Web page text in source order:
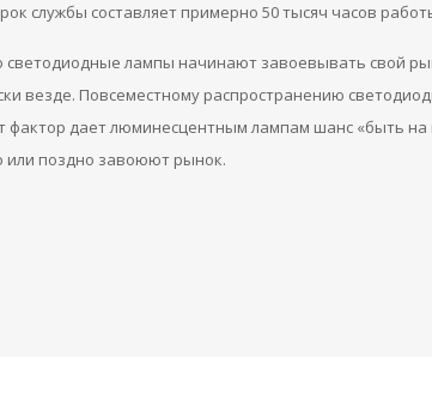
службы составляет примерно 50 тысяч часов
светодиодные лампы начинают завоевывать свой
везде. Повсеместному распространению
фактор дает люминесцентным лампам шанс «быть на
поздно завоюют рынок.